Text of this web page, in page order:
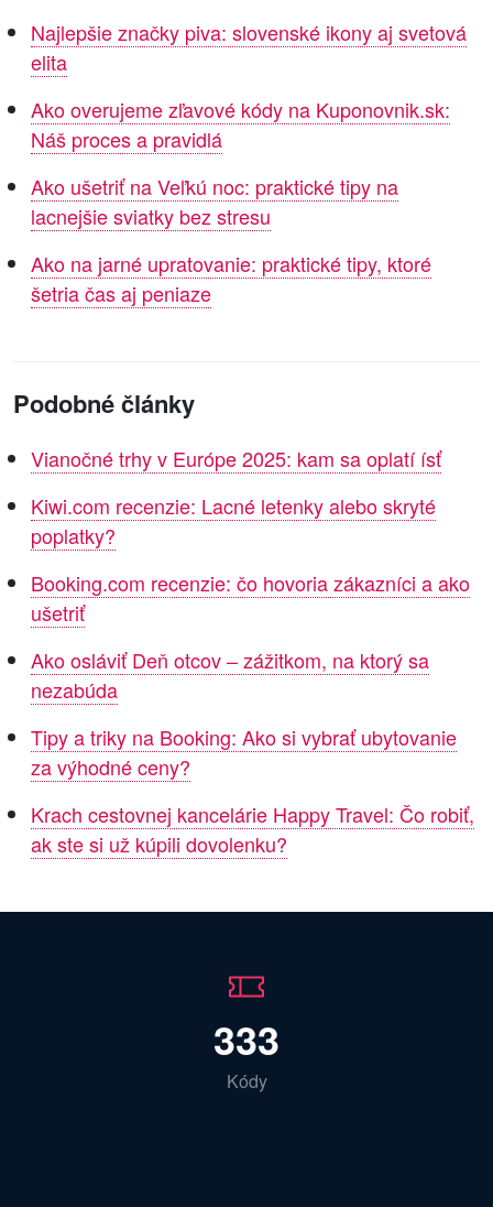
Najlepšie značky piva: slovenské ikony aj svetová
elita
Ako overujeme zľavové kódy na Kuponovnik.sk:
Náš proces a pravidlá
Ako ušetriť na Veľkú noc: praktické tipy na
lacnejšie sviatky bez stresu
Ako na jarné upratovanie: praktické tipy, ktoré
šetria čas aj peniaze
Podobné články
Vianočné trhy v Európe 2025: kam sa oplatí ísť
Kiwi.com recenzie: Lacné letenky alebo skryté
poplatky?
Booking.com recenzie: čo hovoria zákazníci a ako
ušetriť
Ako osláviť Deň otcov – zážitkom, na ktorý sa
nezabúda
Tipy a triky na Booking: Ako si vybrať ubytovanie
za výhodné ceny?
Krach cestovnej kancelárie Happy Travel: Čo robiť,
ak ste si už kúpili dovolenku?
333
Kódy